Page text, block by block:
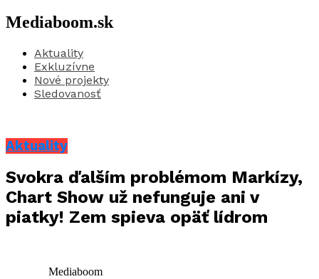
Mediaboom.sk
Aktuality
Exkluzívne
Nové projekty
Sledovanosť
Aktuality
Svokra ďalším problémom Markízy,
Chart Show už nefunguje ani v
piatky! Zem spieva opäť lídrom
Mediaboom